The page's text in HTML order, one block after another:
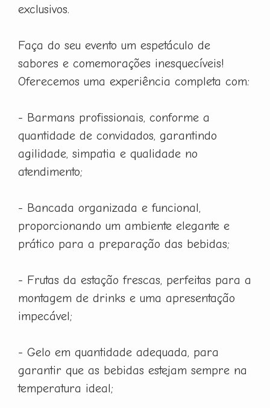
exclusivos.
Faça do seu evento um espetáculo de
sabores e comemorações inesquecíveis!
Oferecemos uma experiência completa com:
- Barmans profissionais, conforme a
quantidade de convidados, garantindo
agilidade, simpatia e qualidade no
atendimento;
- Bancada organizada e funcional,
proporcionando um ambiente elegante e
prático para a preparação das bebidas;
- Frutas da estação frescas, perfeitas para a
montagem de drinks e uma apresentação
impecável;
- Gelo em quantidade adequada, para
garantir que as bebidas estejam sempre na
temperatura ideal;